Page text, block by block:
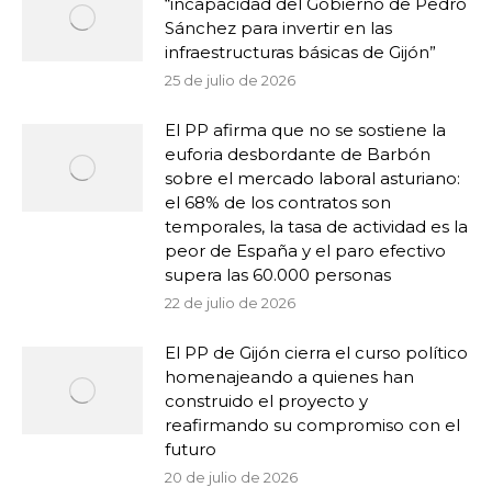
Sánchez para invertir en las
infraestructuras básicas de Gijón”
25 de julio de 2026
El PP afirma que no se sostiene la
euforia desbordante de Barbón
sobre el mercado laboral asturiano:
el 68% de los contratos son
temporales, la tasa de actividad es la
peor de España y el paro efectivo
supera las 60.000 personas
22 de julio de 2026
El PP de Gijón cierra el curso político
homenajeando a quienes han
construido el proyecto y
reafirmando su compromiso con el
futuro
20 de julio de 2026